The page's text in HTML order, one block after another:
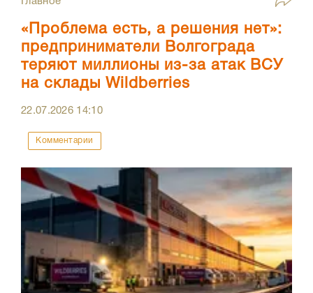
«Проблема есть, а решения нет»:
предприниматели Волгограда
теряют миллионы из-за атак ВСУ
на склады Wildberries
22.07.2026 14:10
Комментарии